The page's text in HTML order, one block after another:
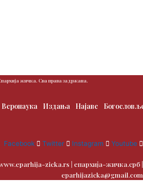
жичка. Сва права задржана.
Веронаука Издања Најаве
Facebook Twitter Instagram Youtube
zicka.rs | епархија-жичка.срб |
eparhijazicka@gmail.com